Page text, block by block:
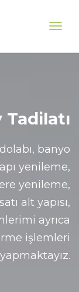
Tadilatı
banyo
yenileme,
yenileme,
alt yapısı,
ayrıca
işlemleri
yapmaktayız.